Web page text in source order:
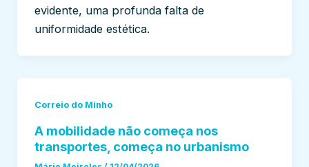
evidente, uma profunda falta de
uniformidade estética.
Correio do Minho
A mobilidade não começa nos
transportes, começa no urbanismo